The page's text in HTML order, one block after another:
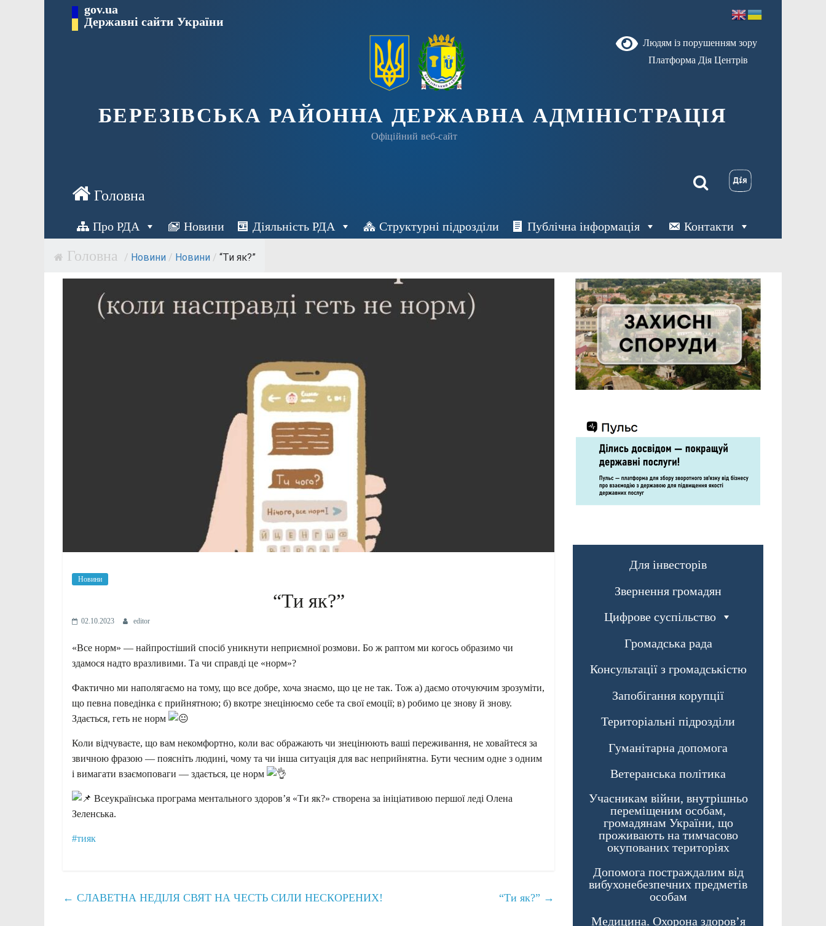
Перейти gov.ua
Державні сайти України
Людям із порушенням зору
Платформа Дія Центрів
БЕРЕЗІВСЬКА РАЙОННА ДЕРЖАВНА АДМІНІСТРАЦІЯ
Офіційний веб-сайт
Про РДА Новини Діяльність РДА Структурні підрозділи Публічна інформація Контакти
/ Новини / Новини / “Ти як?”
Новини
“Ти як?”
02.10.2023 editor
«Все норм» — найпростіший спосіб уникнути неприємної розмови. Бо ж раптом ми когось образимо чи
здамося надто вразливими. Та чи справді це «норм»?
Фактично ми наполягаємо на тому, що все добре, хоча знаємо, що це не так. Тож а) даємо оточуючим зрозуміти,
що певна поведінка є прийнятною; б) вкотре знецінюємо себе та свої емоції; в) робимо це знову й знову.
Здається, геть не норм
Коли відчуваєте, що вам некомфортно, коли вас ображають чи знецінюють ваші переживання, не ховайтеся за
звичною фразою — поясніть людині, чому та чи інша ситуація для вас неприйнятна. Бути чесним одне з одним
і вимагати взаємоповаги — здається, це норм
Всеукраїнська програма ментального здоров’я «Ти як?» створена за ініціативою першої леді Олена
Зеленська.
#тияк
← СЛАВЕТНА НЕДІЛЯ СВЯТ НА ЧЕСТЬ СИЛИ НЕСКОРЕНИХ! “Ти як?” →
Для інвесторів
Звернення громадян
Цифрове суспільство
Громадська рада
Консультації з громадськістю
Запобігання корупції
Територіальні підрозділи
Гуманітарна допомога
Ветеранська політика
Учасникам війни, внутрішньо
переміщеним особам,
громадянам України, що
проживають на тимчасово
окупованих територіях
Допомога постраждалим від
вибухонебезпечних предметів
особам
Медицина. Охорона здоров’я